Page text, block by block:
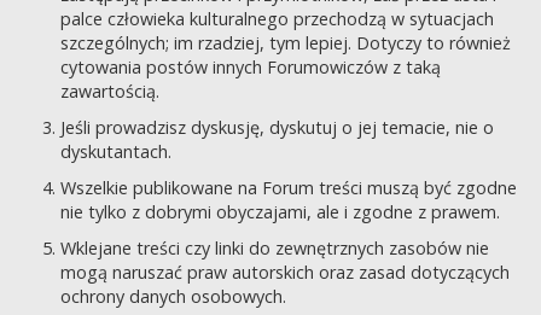
palce człowieka kulturalnego przechodzą w sytuacjach
szczególnych; im rzadziej, tym lepiej. Dotyczy to również
cytowania postów innych Forumowiczów z taką
zawartością.
Jeśli prowadzisz dyskusję, dyskutuj o jej temacie, nie o
dyskutantach.
Wszelkie publikowane na Forum treści muszą być zgodne
nie tylko z dobrymi obyczajami, ale i zgodne z prawem.
Wklejane treści czy linki do zewnętrznych zasobów nie
mogą naruszać praw autorskich oraz zasad dotyczących
ochrony danych osobowych.